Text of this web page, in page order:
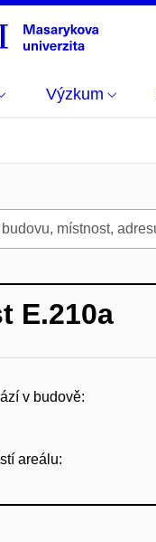
Výzkum
E.210a
v budově:
areálu: